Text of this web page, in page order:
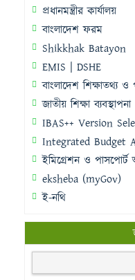
প্রধানমন্ত্রীর কার্যালয়
বাংলাদেশ ফরম
Shikkhak Batayon
EMIS | DSHE
বাংলাদেশ শিক্ষাতথ্য ও
জাতীয় শিক্ষা
IBAS++ Version
Integrated Budget
ইমিগ্রেশন ও পাসপোর্ট
eksheba (myGov)
ই-নথি